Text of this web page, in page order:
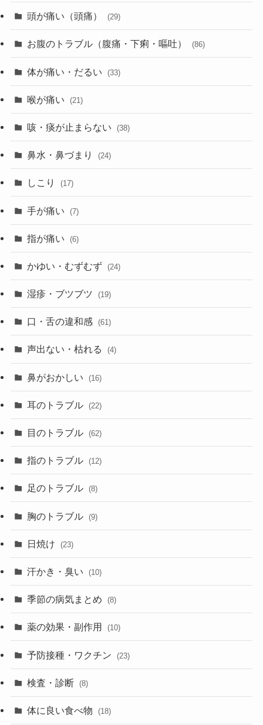
頭が痛い（頭痛） (29)
お腹のトラブル（腹痛・下痢・嘔吐） (86)
体が痛い・だるい (33)
喉が痛い (21)
咳・痰が止まらない (38)
鼻水・鼻づまり (24)
しこり (17)
手が痛い (7)
指が痛い (6)
かゆい・むずむず (24)
湿疹・ブツブツ (19)
口・舌の違和感 (61)
声出ない・枯れる (4)
鼻がおかしい (16)
耳のトラブル (22)
目のトラブル (62)
指のトラブル (12)
足のトラブル (8)
胸のトラブル (9)
日焼け (23)
汗かき・臭い (10)
季節の病気まとめ (8)
薬の効果・副作用 (10)
予防接種・ワクチン (23)
検査・診断 (8)
体に良い食べ物 (18)